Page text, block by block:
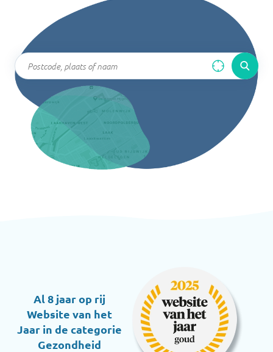
Al 8 jaar op rij
Website van het
Jaar in de categorie
Gezondheid